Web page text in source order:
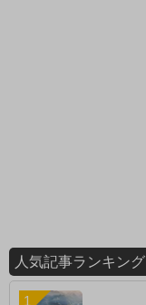
人気記事ランキング